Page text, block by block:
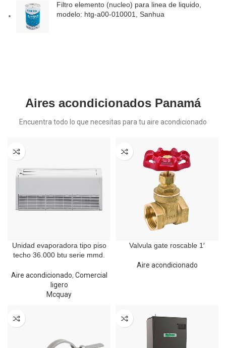
Filtro elemento (nucleo) para linea de liquido,
modelo: htg-a00-010001, Sanhua
Aires acondicionados Panamá
Encuentra todo lo que necesitas para tu aire acondicionado
Unidad evaporadora tipo piso
techo 36.000 btu serie mmd.
Aire acondicionado, Comercial
ligero
Mcquay
Valvula gate roscable 1′
Aire acondicionado